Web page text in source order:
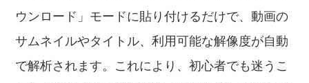
ウンロード」モードに貼り付けるだけで、動画の
サムネイルやタイトル、利用可能な解像度が自動
で解析されます。これにより、初心者でも迷うこ